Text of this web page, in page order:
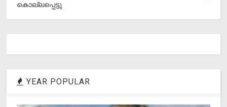
കൊല്ലപ്പെട്ടു
YEAR POPULAR